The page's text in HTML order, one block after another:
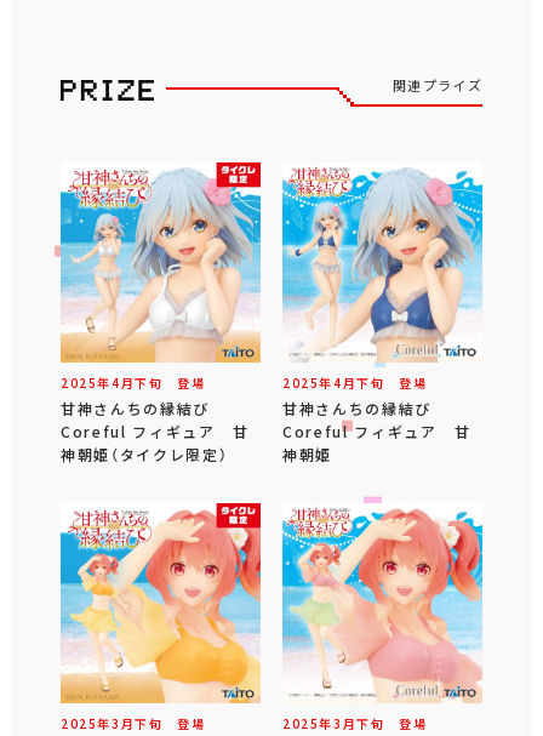
関連プライズ
2025年4 月下旬 登場
甘神さんちの縁結び
Coreful フィギュア 甘
神朝姫（タイクレ限定）
2025年4 月下旬 登場
甘神さんちの縁結び
Coreful フィギュア 甘
神朝姫
2025年3 月下旬 登場 2025年3 月下旬 登場